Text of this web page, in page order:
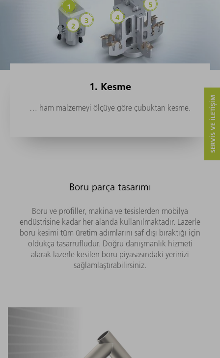
1. Kesme
… ham malzemeyi ölçüye göre çubuktan kesme.
Boru parça tasarımı
Boru ve profiller, makina ve tesislerden mobilya
endüstrisine kadar her alanda kullanılmaktadır. Lazerle
boru kesimi tüm üretim adımlarını saf dışı bıraktığı için
oldukça tasarrufludur. Doğru danışmanlık hizmeti
alarak lazerle kesilen boru piyasasındaki yerinizi
sağlamlaştırabilirsiniz.
SERVIS VE ILETIŞIM